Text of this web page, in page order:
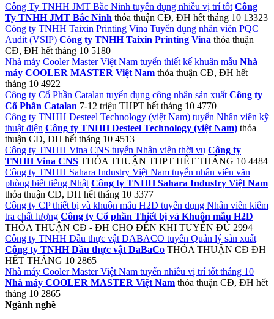
Công Ty TNHH JMT Bắc Ninh tuyển dụng nhiều vị trí tốt Công
Ty TNHH JMT Bắc Ninh thỏa thuận CĐ, ĐH hết tháng 10 13323
Công ty TNHH Taixin Printing Vina Tuyển dụng nhân viên PQC
Audit (VSIP) Công ty TNHH Taixin Printing Vina thỏa thuận
CĐ, ĐH hết tháng 10 5180
Nhà máy Cooler Master Việt Nam tuyển thiết kế khuân mẫu Nhà
máy COOLER MASTER Việt Nam thỏa thuận CĐ, ĐH hết
tháng 10 4922
Công ty Cổ Phần Catalan tuyển dụng công nhân sản xuất Công ty
Cổ Phần Catalan 7-12 triệu THPT hết tháng 10 4770
Công ty TNHH Desteel Technology (việt Nam) tuyển Nhân viên kỹ
thuật điện Công ty TNHH Desteel Technology (việt Nam) thỏa
thuận CĐ, ĐH hết tháng 10 4513
Công ty TNHH Vina CNS tuyển Nhân viên thời vụ Công ty
TNHH Vina CNS THỎA THUẬN THPT HẾT THÁNG 10 4484
Công ty TNHH Sahara Industry Việt Nam tuyển nhân viên văn
phòng biết tiếng Nhật Công ty TNHH Sahara Industry Việt Nam
thỏa thuận CĐ, ĐH hết tháng 10 3377
Công ty CP thiết bị và khuôn mẫu H2D tuyển dụng Nhân viên kiểm
tra chất lượng Công ty Cổ phần Thiết bị và Khuôn mẫu H2D
THỎA THUẬN CĐ - ĐH CHO ĐẾN KHI TUYỂN ĐỦ 2994
Công ty TNHH Dầu thực vật DABACO tuyển Quản lý sản xuất
Công ty TNHH Dầu thực vật DaBaCo THỎA THUẬN CĐ ĐH
HẾT THÁNG 10 2865
Nhà máy Cooler Master Việt Nam tuyển nhiều vị trí tốt tháng 10
Nhà máy COOLER MASTER Việt Nam thỏa thuận CĐ, ĐH hết
tháng 10 2865
Ngành nghề